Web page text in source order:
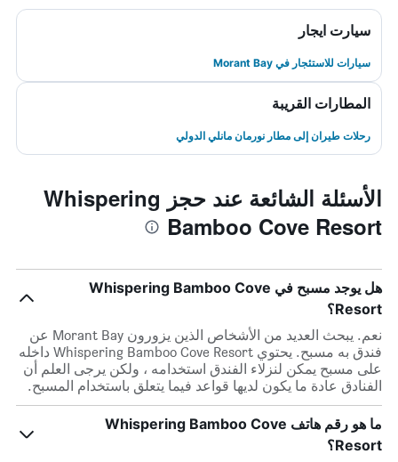
سيارت ايجار
سيارات للاستئجار في Morant Bay
المطارات القريبة
رحلات طيران إلى مطار نورمان مانلي الدولي
الأسئلة الشائعة عند حجز Whispering
Bamboo Cove Resort
هل يوجد مسبح في Whispering Bamboo Cove
Resort؟
نعم. يبحث العديد من الأشخاص الذين يزورون Morant Bay عن
فندق به مسبح. يحتوي Whispering Bamboo Cove Resort داخله
على مسبح يمكن لنزلاء الفندق استخدامه ، ولكن يرجى العلم أن
الفنادق عادة ما يكون لديها قواعد فيما يتعلق باستخدام المسبح.
ما هو رقم هاتف Whispering Bamboo Cove
Resort؟